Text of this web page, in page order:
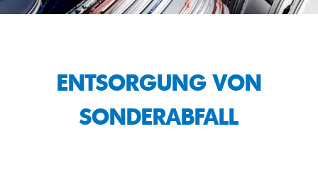
ENTSORGUNG VON
SONDERABFALL